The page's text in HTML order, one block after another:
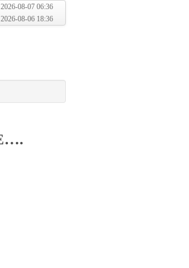
2026-08-07 06:36
2026-08-06 18:36